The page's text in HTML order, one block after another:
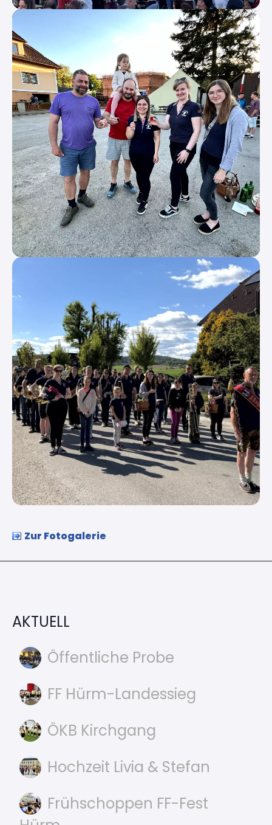
Zur Fotogalerie
AKTUELL
Öffentliche Probe
FF Hürm-Landessieg
ÖKB Kirchgang
Hochzeit Livia & Stefan
Frühschoppen FF-Fest